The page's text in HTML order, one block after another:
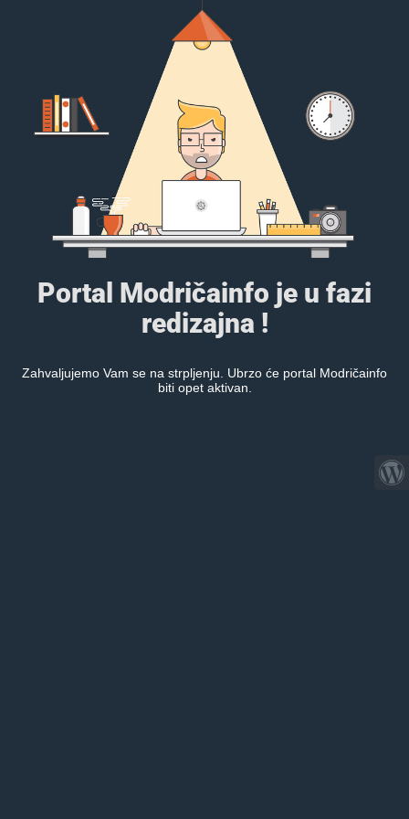
Portal Modričainfo je u fazi
redizajna !
Zahvaljujemo Vam se na strpljenju. Ubrzo će portal Modričainfo
biti opet aktivan.